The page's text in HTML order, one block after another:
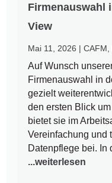
Firmenauswahl
View
Mai 11, 2026 |CAFM
Auf Wunsch
Firmenauswahl in
gezielt
den ersten Blick
bietet sie im
Vereinfachung und
Datenpflege bei. In
...weiterlesen